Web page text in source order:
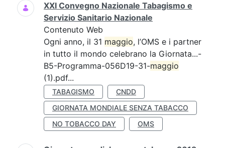
XXI Convegno Nazionale Tabagismo e
Servizio Sanitario Nazionale
Contenuto Web
Ogni anno, il 31 maggio, l’OMS e i partner
in tutto il mondo celebrano la Giornata...-
B5-Programma-056D19-31-maggio
(1).pdf...
TABAGISMO
CNDD
GIORNATA MONDIALE SENZA TABACCO
NO TOBACCO DAY
OMS